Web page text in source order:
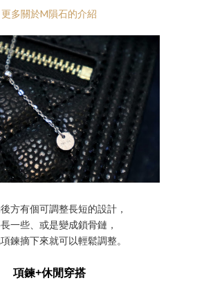
更多關於M隕石的介紹
方有個可調整長短的設計，
一些、或是變成鎖骨鏈，
鍊摘下來就可以輕鬆調整。
項鍊+休閒穿搭